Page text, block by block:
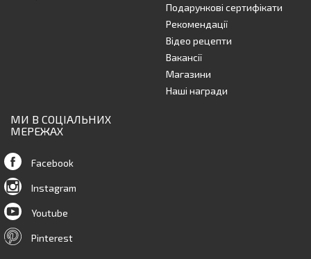
Подарункові сертифікати
Рекомендації
Відео рецепти
Вакансії
Магазини
Наші награди
МИ В СОЦІАЛЬНИХ
МЕРЕЖАХ
Facebook
Instagram
Youtube
Pinterest